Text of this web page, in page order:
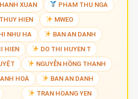
XUAN
PHAM THU NGA
HIEN
MWEO
NHU HA
BAN AN DANH
HIEN
DO THI HUYEN T
NGUYỄN HỒNG THANH
HOÀ
BAN AN DANH
TRAN HOANG YEN